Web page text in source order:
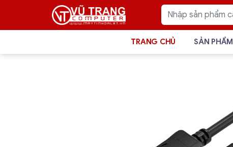
TRANG CHỦ SẢN PHẨM